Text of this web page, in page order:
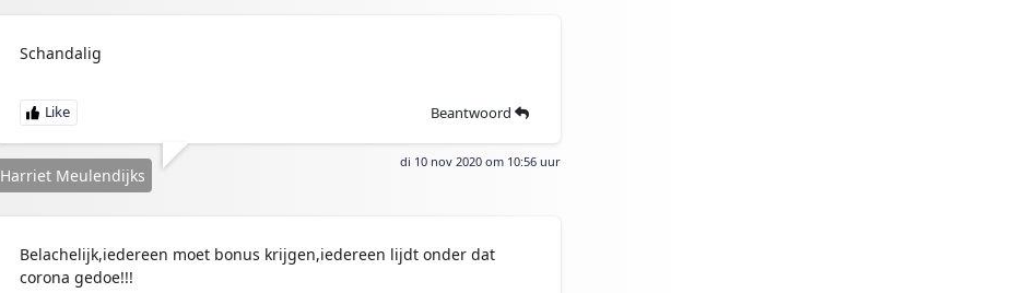
Schandalig
Beantwoord
di 10 nov 2020 om 10:56 uur
Harriet Meulendijks
Belachelijk,iedereen moet bonus krijgen,iedereen lijdt onder dat
corona gedoe!!!